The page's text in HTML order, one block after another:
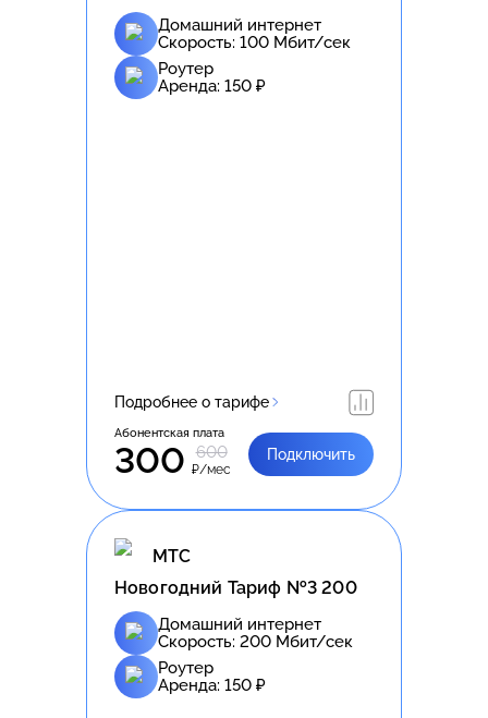
Домашний интернет
Скорость: 100 Мбит/сек
Роутер
Аренда: 150 ₽
Подробнее о тарифе
Абонентская плата
300 600
₽/мес
Подключить
МТС
Новогодний Тариф №3 200
Домашний интернет
Скорость: 200 Мбит/сек
Роутер
Аренда: 150 ₽